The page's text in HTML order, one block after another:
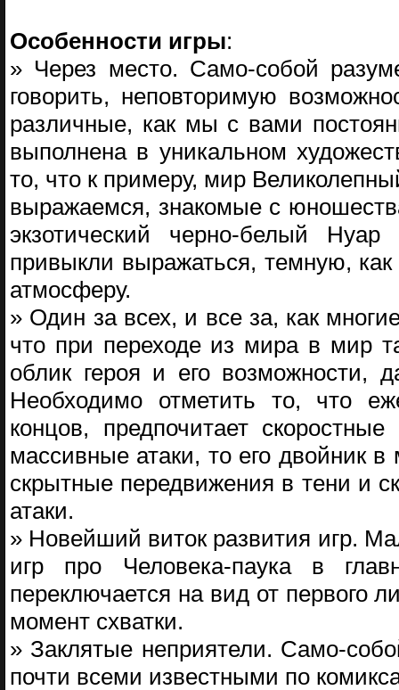
Особенности игры:
» Через место. Само-собой
говорить, неповторимую
различные, как мы с вами
выполнена в уникальном
то, что к примеру, мир
выражаемся, знакомые с
экзотический черно-белый
привыкли выражаться, темную,
атмосферу.
» Один за всех, и все за, как
что при переходе из мира в мир
облик героя и его возможности,
Необходимо отметить то, что
концов, предпочитает
массивные атаки, то его двойник
скрытные передвижения в тени и
атаки.
» Новейший виток развития игр.
игр про Человека-паука в
переключается на вид от первого
момент схватки.
» Заклятые неприятели. Само-
почти всеми известными по